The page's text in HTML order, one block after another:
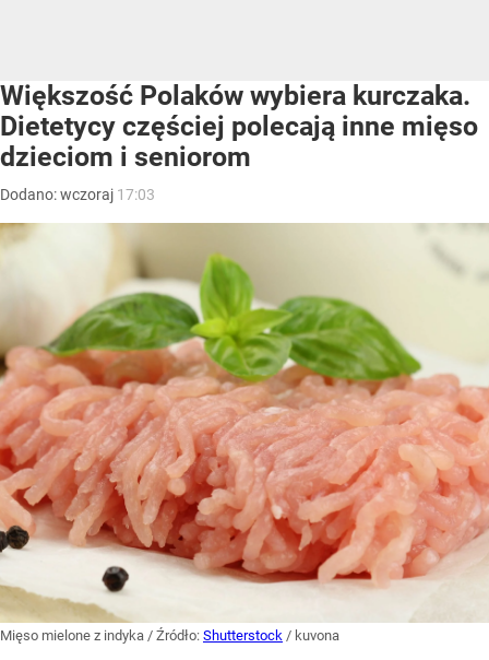
Większość Polaków wybiera kurczaka.
Dietetycy częściej polecają inne mięso
dzieciom i seniorom
Dodano:wczoraj 17:03
Mięso mielone z indyka / Źródło: Shutterstock / kuvona